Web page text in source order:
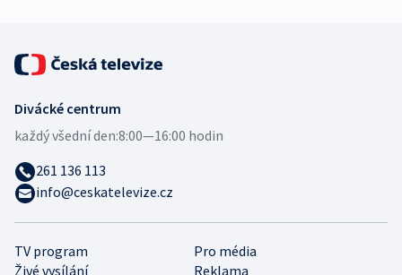
TV program
Pro média
Živé vysílání
Reklama
Divácké centrum
každý všední den:8:00—16:00 hodin
261 136 113
info@ceskatelevize.cz